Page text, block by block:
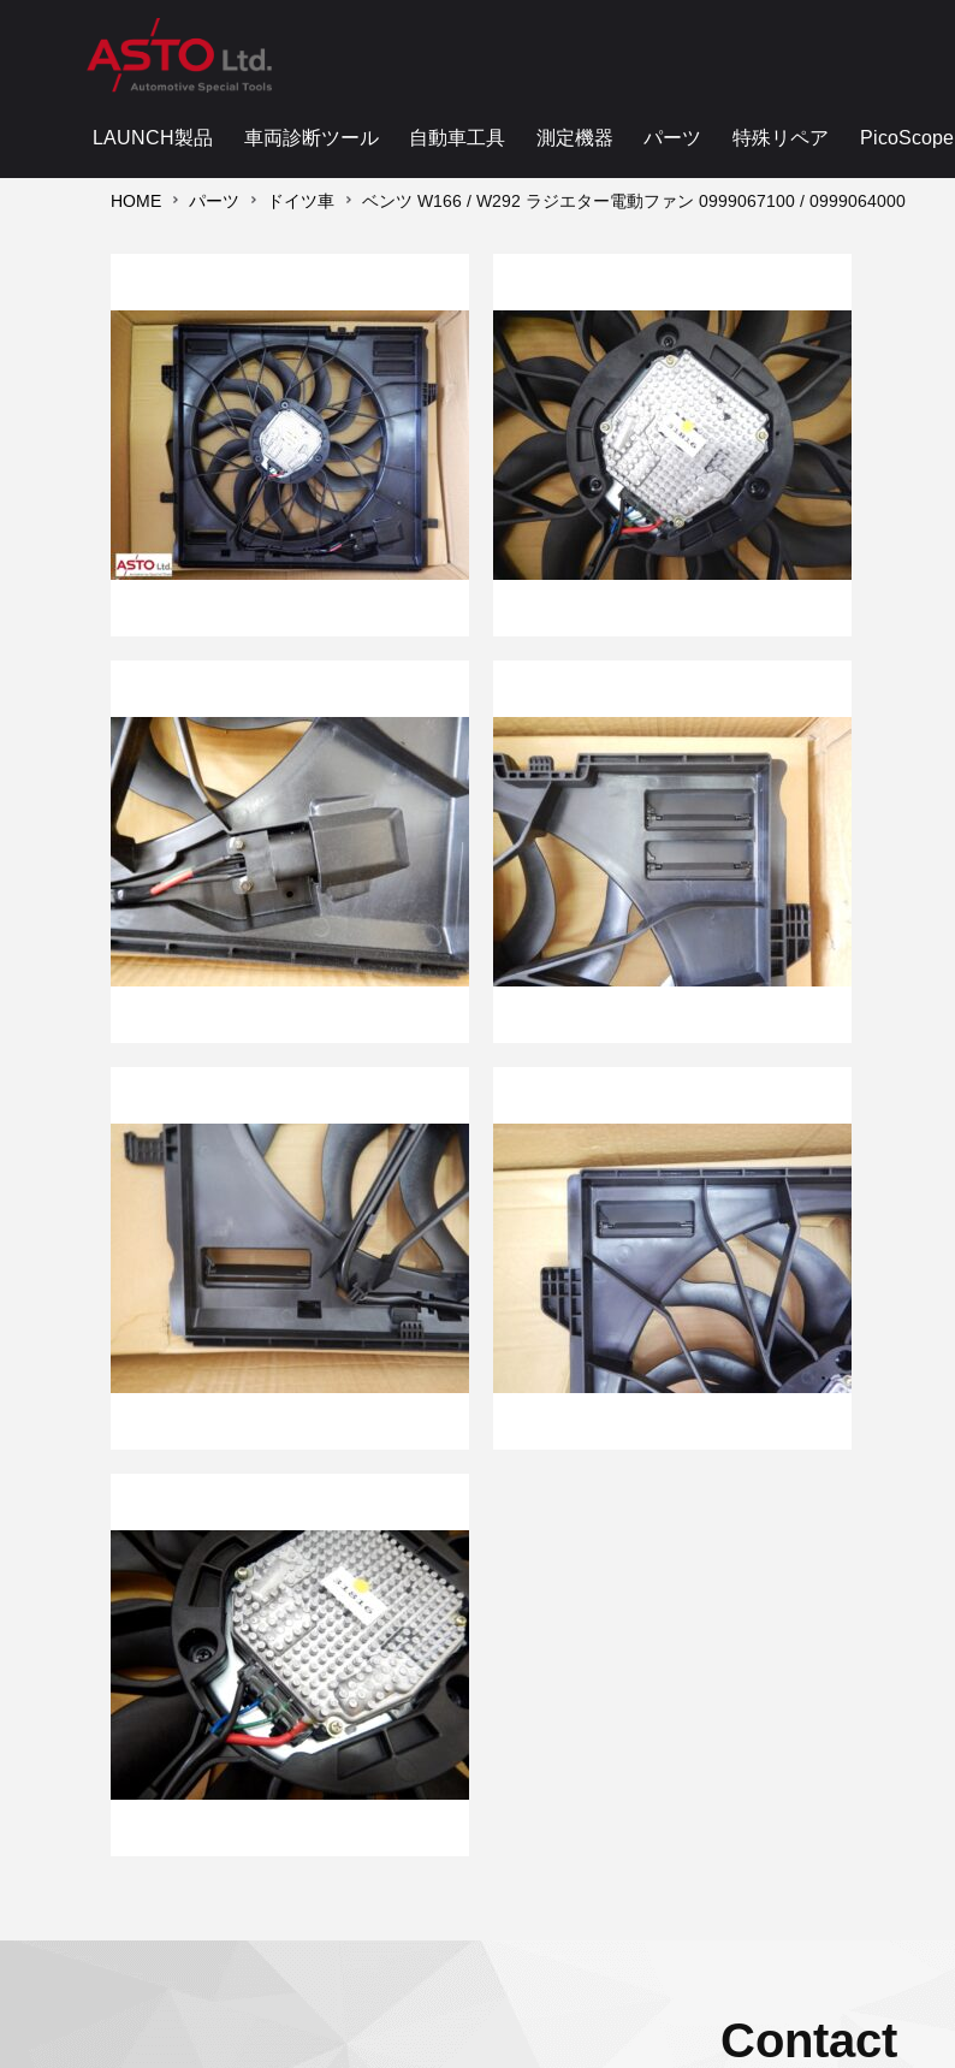
LAUNCH製品 車両診断ツール 自動車工具 測定機器 パーツ 特殊リペア PicoScope
HOME パーツ ドイツ車 ベンツ W166 / W292 ラジエター電動ファン 0999067100 / 0999064000
Contact